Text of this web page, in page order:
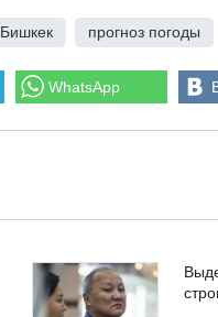
Бишкек прогноз погоды
WhatsApp